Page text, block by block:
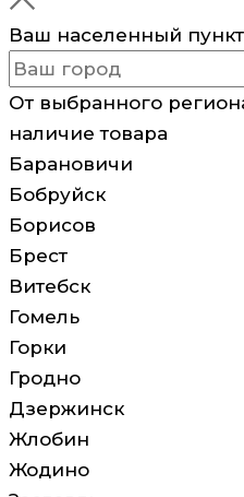
Ваш населенный пункт
От выбранного
наличие товара
Барановичи
Бобруйск
Борисов
Брест
Витебск
Гомель
Горки
Гродно
Дзержинск
Жлобин
Жодино